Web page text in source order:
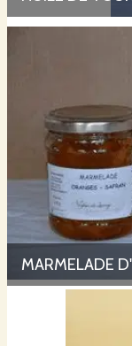
MARMELADE